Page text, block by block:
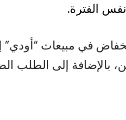
الفترة.
في مبيعات “أودي”
بالإضافة إلى الطلب